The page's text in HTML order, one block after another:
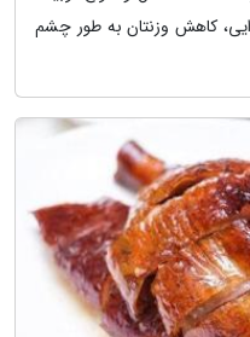
کاهش وزنتان به طور چشم